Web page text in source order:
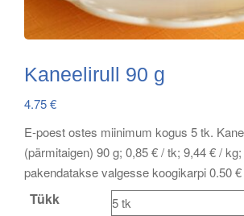
Kaneelirull 90 g
4.75€
E-poest ostes miinimum kogus 5 tk.
(pärmitaigen) 90 g; 0,85 € / tk; 9,44 € /
pakendatakse valgesse koogikarpi 0.50
Tükk